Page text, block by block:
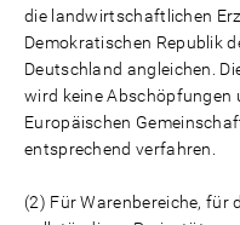
die landwirtschaftlichen
Demokratischen Republik
Deutschland angleichen.
wird keine Abschöpfungen
Europäischen
entsprechend verfahren.
(2) Für Warenbereiche, für